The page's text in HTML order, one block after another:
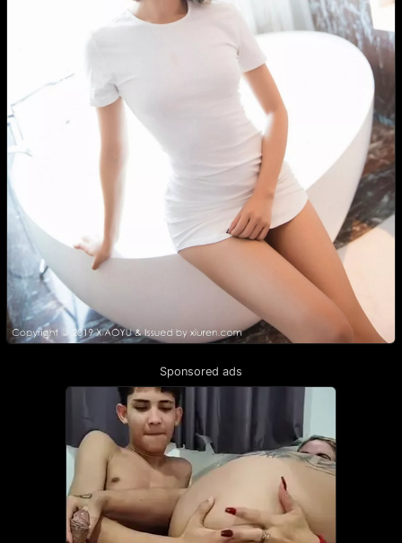
Sponsored ads